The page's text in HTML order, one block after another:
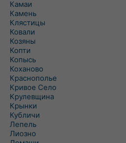
Камаи
Камень
Клястицы
Ковали
Козяны
Копти
Копысь
Коханово
Краснополье
Кривое Село
Крулевщина
Крынки
Кубличи
Лепель
Лиозно